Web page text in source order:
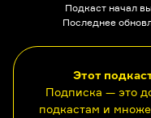
Подкаст начал
Последнее
Этот
Подписка — это
подкастам и